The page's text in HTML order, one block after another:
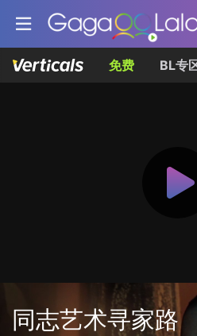
免费 BL专
同志艺术寻家路